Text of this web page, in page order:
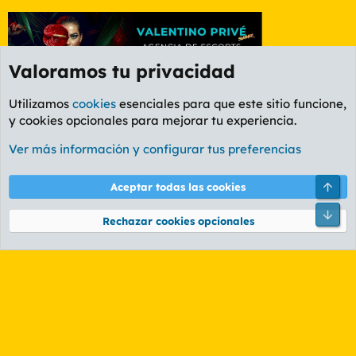
Foro General
Cookies
PL OLDSTYLE AMARILLO
Términos y reglas Política de privacidad Ayuda
Community platform by XenForo® © 2010-2026 XenForo Ltd.
Valoramos tu privacidad
Utilizamos cookies esenciales para que este sitio funcione,
y cookies opcionales para mejorar tu experiencia.
Ver más información y configurar tus preferencias
Aceptar todas las cookies
Rechazar cookies opcionales
Pie